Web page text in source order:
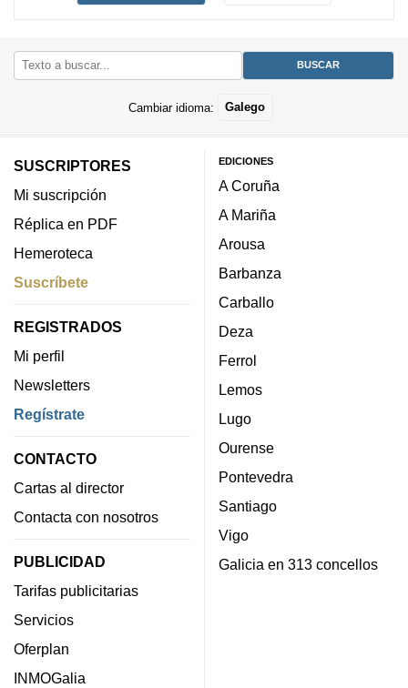
Cambiar idioma: Galego
SUSCRIPTORES
Mi suscripción
Réplica en PDF
Hemeroteca
Suscríbete
REGISTRADOS
Mi perfil
Newsletters
Regístrate
CONTACTO
Cartas al director
Contacta con nosotros
PUBLICIDAD
Tarifas publicitarias
Servicios
Oferplan
INMOGalia
EDICIONES
A Coruña
A Mariña
Arousa
Barbanza
Carballo
Deza
Ferrol
Lemos
Lugo
Ourense
Pontevedra
Santiago
Vigo
Galicia en 313 concellos